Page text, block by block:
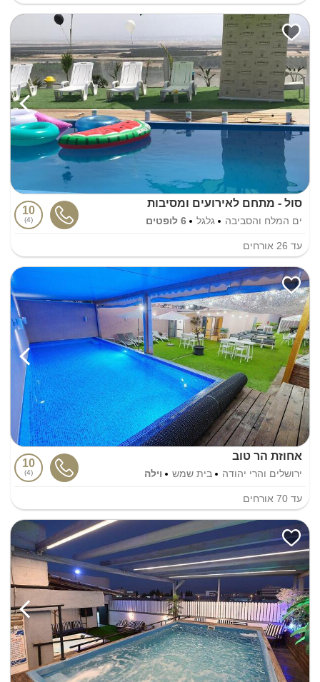
סול - מתחם לאירועים ומסיבות
ים המלח והסביבה גלגל 6 לופטים
10
4
עד 26 אורחים
אחוזת הר טוב
ירושלים והרי יהודה בית שמש וילה
10
4
עד 70 אורחים